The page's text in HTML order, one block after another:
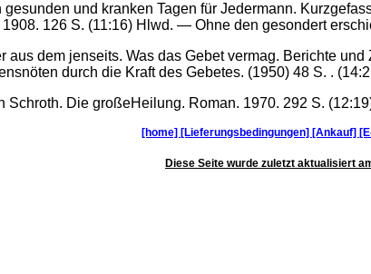
und kranken Tagen für Jedermann.
126 S. (11:16) Hlwd. — Ohne den gesondert
aus dem jenseits. Was das Gebet vermag. Berichte
durch die Kraft des Gebetes. (1950) 48 S. .
Die großeHeilung. Roman. 1970. 292 S.
[home] [Lieferungsbedingungen] [Ankauf]
Diese Seite wurde zuletzt aktualisiert